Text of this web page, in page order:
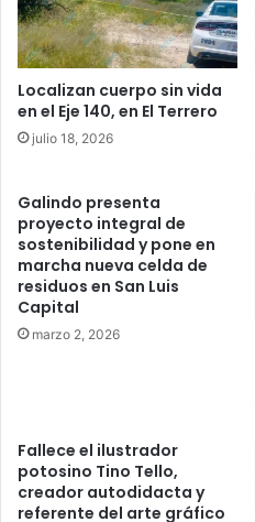
Localizan cuerpo sin vida
en el Eje 140, en El Terrero
julio 18, 2026
Galindo presenta
proyecto integral de
sostenibilidad y pone en
marcha nueva celda de
residuos en San Luis
Capital
marzo 2, 2026
Fallece el ilustrador
potosino Tino Tello,
creador autodidacta y
referente del arte gráfico